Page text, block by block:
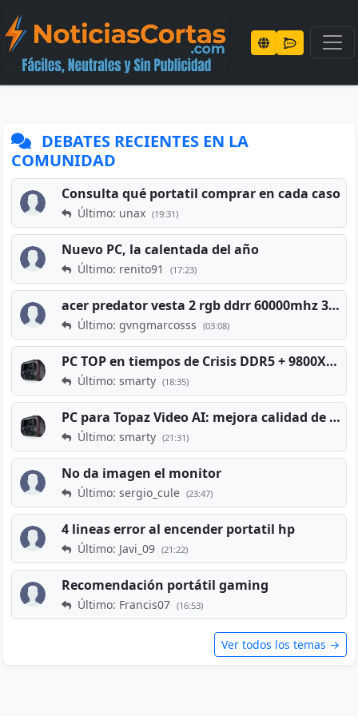
DEBATES RECIENTES EN LA
COMUNIDAD
Consulta qué portatil comprar en cada caso
Último: unax (19:31)
Nuevo PC, la calentada del año
Último: renito91 (17:23)
acer predator vesta 2 rgb ddrr 60000mhz 32gb x2 16gb
Último: gvngmarcosss (03:08)
PC TOP en tiempos de Crisis DDR5 + 9800X3D + RTX 5080 [2026][2400€]
Último: smarty (18:35)
PC para Topaz Video AI: mejora calidad de vídeos viejos
Último: smarty (21:31)
No da imagen el monitor
Último: sergio_cule (23:47)
4 lineas error al encender portatil hp
Último: Javi_09 (21:22)
Recomendación portátil gaming
Último: Francis07 (16:53)
Ver todos los temas →